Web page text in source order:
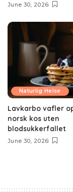
June 30, 2026
Naturlig Helse
Lavkarbo vafler
norsk kos uten
blodsukkerfallet
June 30, 2026